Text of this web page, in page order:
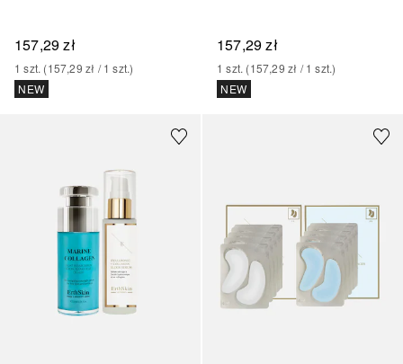
157,29 zł
1 szt. (157,29 zł / 1 szt.)
NEW
157,29 zł
1 szt. (157,29 zł / 1 szt.)
NEW